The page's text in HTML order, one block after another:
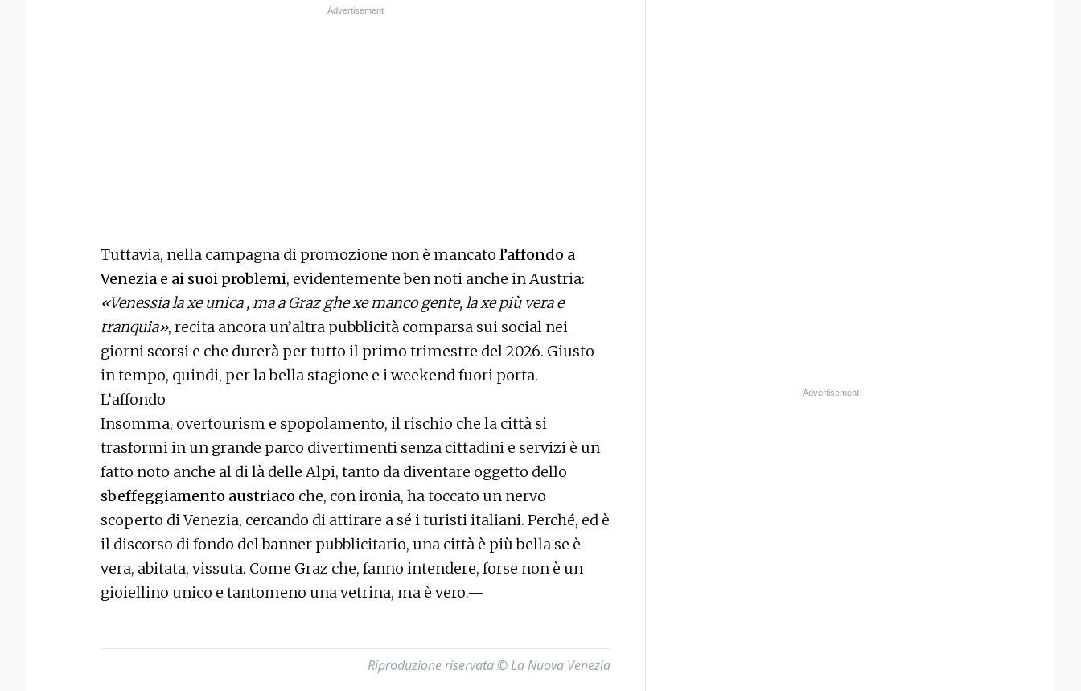
Tuttavia, nella campagna di promozione non è mancato l’affondo a
Venezia e ai suoi problemi, evidentemente ben noti anche in Austria:
«Venessia la xe unica , ma a Graz ghe xe manco gente, la xe più vera e
tranquia», recita ancora un’altra pubblicità comparsa sui social nei
giorni scorsi e che durerà per tutto il primo trimestre del 2026. Giusto
in tempo, quindi, per la bella stagione e i weekend fuori porta.
L’affondo
Insomma, overtourism e spopolamento, il rischio che la città si
trasformi in un grande parco divertimenti senza cittadini e servizi è un
fatto noto anche al di là delle Alpi, tanto da diventare oggetto dello
sbeffeggiamento austriaco che, con ironia, ha toccato un nervo
scoperto di Venezia, cercando di attirare a sé i turisti italiani. Perché, ed è
il discorso di fondo del banner pubblicitario, una città è più bella se è
vera, abitata, vissuta. Come Graz che, fanno intendere, forse non è un
gioiellino unico e tantomeno una vetrina, ma è vero.—
Riproduzione riservata © La Nuova Venezia